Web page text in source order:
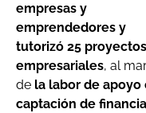
empresas y
emprendedores y
tutorizó 25 proyectos
empresariales, al
de la labor de apoyo
captación de